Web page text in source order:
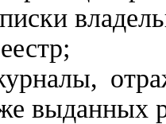
выданных